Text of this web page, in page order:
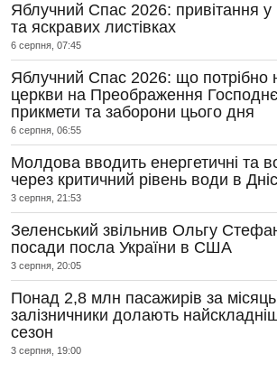
Яблучний Спас 2026: привітання у
та яскравих листівках
6 серпня, 07:45
Яблучний Спас 2026: що потрібно
церкви на Преображення
прикмети та заборони цього дня
6 серпня, 06:55
Молдова вводить енергетичні та
через критичний рівень води в
3 серпня, 21:53
Зеленський звільнив Ольгу
посади посла України в США
3 серпня, 20:05
Понад 2,8 млн пасажирів за
залізничники долають
сезон
3 серпня, 19:00